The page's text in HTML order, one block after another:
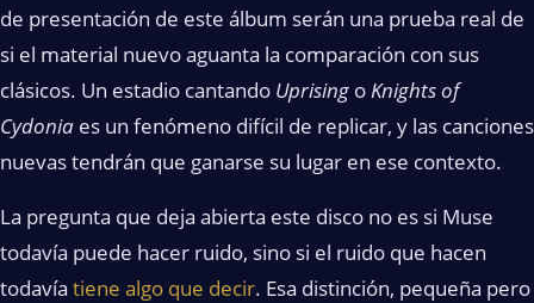
de presentación de este álbum serán una prueba real de
si el material nuevo aguanta la comparación con sus
clásicos. Un estadio cantando Uprising o Knights of
Cydonia es un fenómeno difícil de replicar, y las canciones
nuevas tendrán que ganarse su lugar en ese contexto.
La pregunta que deja abierta este disco no es si Muse
todavía puede hacer ruido, sino si el ruido que hacen
todavía tiene algo que decir. Esa distinción, pequeña pero